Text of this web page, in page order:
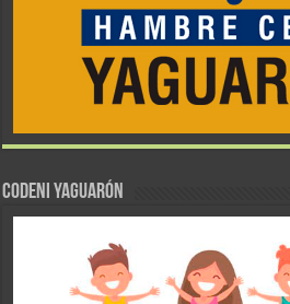
CODENI YAGUARÓN